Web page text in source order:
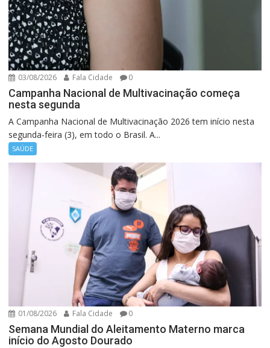
03/08/2026 Fala Cidade 0
Campanha Nacional de Multivacinação começa
nesta segunda
A Campanha Nacional de Multivacinação 2026 tem início nesta
segunda-feira (3), em todo o Brasil. A...
SAÚDE
01/08/2026 Fala Cidade 0
Semana Mundial do Aleitamento Materno marca
início do Agosto Dourado